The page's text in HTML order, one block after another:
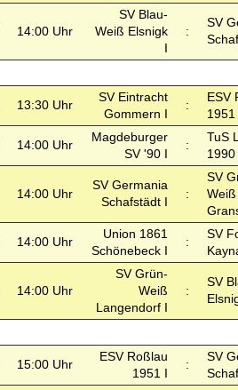
14:00 Uhr
SV Blau-
Weiß Elsnigk
I
:
SV
13:30 Uhr
SV Eintracht
Gommern I
:
ESV
1951
14:00 Uhr
Magdeburger
SV '90 I
:
TuS
1990
14:00 Uhr
SV Germania
Schafstädt I
:
SV
Weiß
14:00 Uhr
Union 1861
Schönebeck I
:
SV
14:00 Uhr
SV Grün-
Weiß
Langendorf I
:
SV
15:00 Uhr
ESV Roßlau
1951 I
:
SV